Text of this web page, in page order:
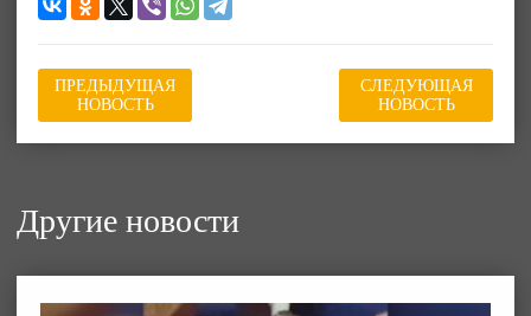
ПРЕДЫДУЩАЯ
НОВОСТЬ
СЛЕДУЮЩАЯ
НОВОСТЬ
Другие новости